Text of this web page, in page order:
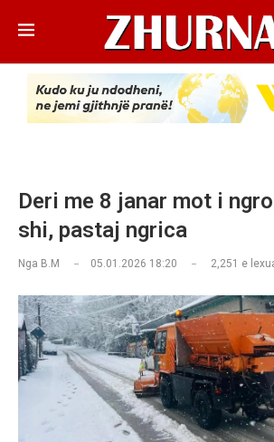
Deri me 8 janar mot i
shi, pastaj ngrica
Nga B.M 05.01.2026 18:20 2,251 e